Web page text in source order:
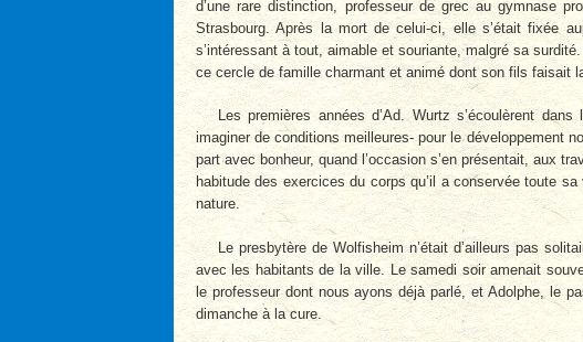
d’une rare distinction, professeur de grec au gymnase
Strasbourg. Après la mort de celui-ci, elle s’était fixée
s’intéressant à tout, aimable et souriante, malgré sa
ce cercle de famille charmant et animé dont son fils faisait
Les premières années d’Ad. Wurtz s’écoulèrent
imaginer de conditions meilleures- pour le développement
part avec bonheur, quand l’occasion s’en présentait, aux
habitude des exercices du corps qu’il a conservée toute
nature.
Le presbytère de Wolfisheim n’était d’ailleurs pas
avec les habitants de la ville. Le samedi soir amenait
le professeur dont nous ayons déjà parlé, et Adolphe, le
dimanche à la cure.